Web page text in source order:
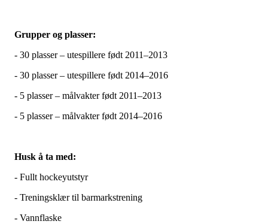
Grupper og plasser:
- 30 plasser – utespillere født 2011–2013
- 30 plasser – utespillere født 2014–2016
- 5 plasser – målvakter født 2011–2013
- 5 plasser – målvakter født 2014–2016
Husk å ta med:
- Fullt hockeyutstyr
- Treningsklær til barmarkstrening
- Vannflaske